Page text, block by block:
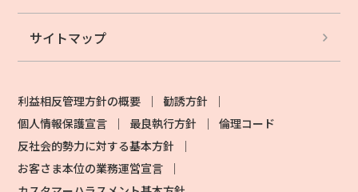
サイトマップ
利益相反管理方針の概要
勧誘方針
個人情報保護宣言
最良執行方針
倫理コード
反社会的勢力に対する基本方針
お客さま本位の業務運営宣言